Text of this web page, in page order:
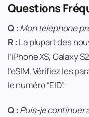
Questions
Q : Mon téléphone
R : La plupart des
l’iPhone XS, Galaxy
l’eSIM. Vérifiez les
le numéro “EID”.
Q : Puis-je continuer